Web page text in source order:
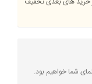
شما خواهیم بود.